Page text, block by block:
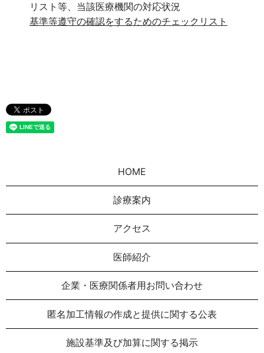
リスト等、当該医療機関の対応状況
基準等遵守の確認をするためのチェックリスト
HOME
診療案内
アクセス
医師紹介
企業・医療関係者用お問い合わせ
匿名加⼯情報の作成と提供に関する公表
施設基準及び加算に関する掲示